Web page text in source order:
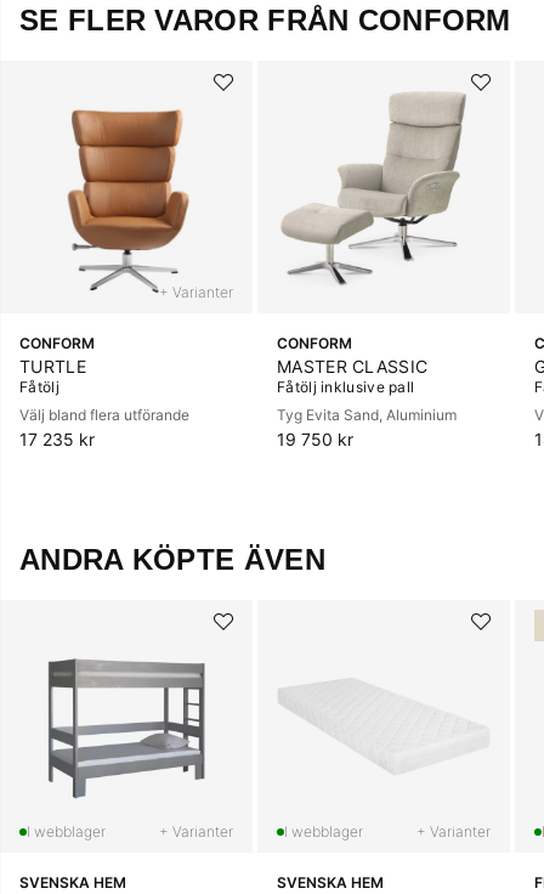
SE FLER VAROR FRÅN CONFORM
+ Varianter
CONFORM
TURTLE
Fåtölj
Välj bland flera utförande
17 235 kr
CONFORM
MASTER CLASSIC
Fåtölj inklusive pall
Tyg Evita Sand, Aluminium
19 750 kr
ANDRA KÖPTE ÄVEN
+ Varianter
SVENSKA HEM
+ Varianter
SVENSKA HEM